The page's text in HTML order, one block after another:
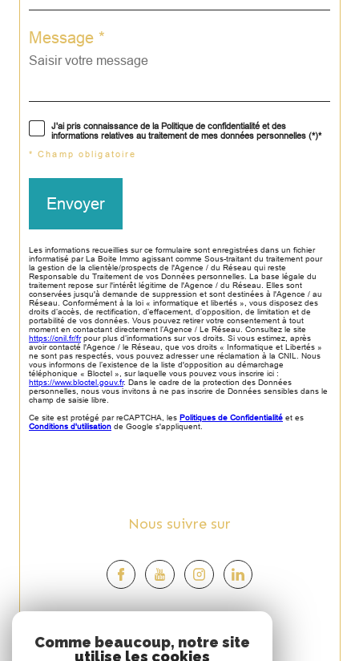
Message *
J'ai pris connaissance de la Politique de confidentialité et des
informations relatives au traitement de mes données personnelles (*)*
* Champ obligatoire
Envoyer
Les informations recueillies sur ce formulaire sont enregistrées dans un fichier
informatisé par La Boite Immo agissant comme Sous-traitant du traitement pour
la gestion de la clientèle/prospects de l'Agence / du Réseau qui reste
Responsable du Traitement de vos Données personnelles. La base légale du
traitement repose sur l'intérêt légitime de l'Agence / du Réseau. Elles sont
conservées jusqu'à demande de suppression et sont destinées à l'Agence / au
Réseau. Conformément à la loi « informatique et libertés », vous disposez des
droits d’accès, de rectification, d’effacement, d’opposition, de limitation et de
portabilité de vos données. Vous pouvez retirer votre consentement à tout
moment en contactant directement l’Agence / Le Réseau. Consultez le site
https://cnil.fr/frpour plus d’informations sur vos droits. Si vous estimez, après
avoir contacté l'Agence / le Réseau, que vos droits « Informatique et Libertés »
ne sont pas respectés, vous pouvez adresser une réclamation à la CNIL. Nous
vous informons de l’existence de la liste d'opposition au démarchage
téléphonique « Bloctel », sur laquelle vous pouvez vous inscrire ici :
https://www.bloctel.gouv.fr. Dans le cadre de la protection des Données
personnelles, nous vous invitons à ne pas inscrire de Données sensibles dans le
champ de saisie libre.
Ce site est protégé par reCAPTCHA, les Politiques de Confidentialité et es
Conditions d'utilisation de Google s'appliquent.
Nous suivre sur
Espace
Comme beaucoup, notre site
utilise les cookies